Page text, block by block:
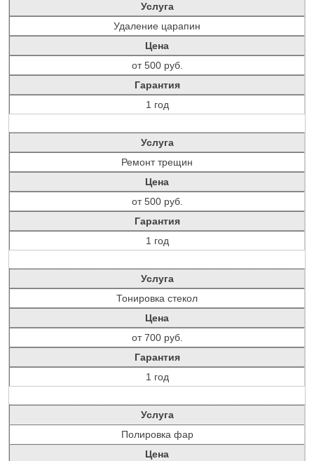
Услуга
Удаление царапин
Цена
от 500 руб.
Гарантия
1 год
Услуга
Ремонт трещин
Цена
от 500 руб.
Гарантия
1 год
Услуга
Тонировка стекол
Цена
от 700 руб.
Гарантия
1 год
Услуга
Полировка фар
Цена